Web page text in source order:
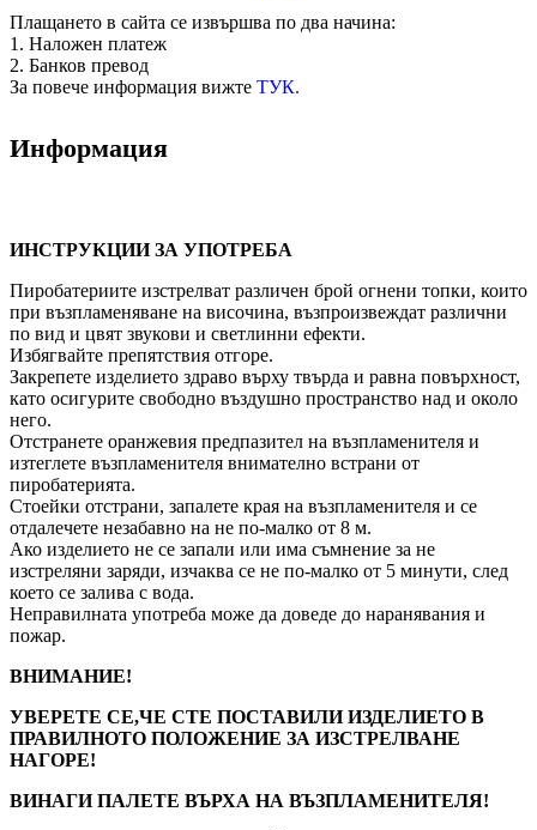
Плащането в сайта се извършва по два начина:
1. Наложен платеж
2. Банков превод
За повече информация вижте ТУК.
Информация
ИНСТРУКЦИИ ЗА УПОТРЕБА
Пиробатериите изстрелват различен брой огнени топки, които
при възпламеняване на височинa, възпроизвеждат различни
по вид и цвят звукови и светлинни ефекти.
Избягвайте препятствия отгоре.
Закрепете изделието здраво върху твърда и равна повърхност,
като осигурите свободно въздушно пространство над и около
него.
Отстранете оранжевия предпазител на възпламенителя и
изтеглете възпламенителя внимателно встрани от
пиробатерията.
Стоейки отстрани, запалете края на възпламенителя и се
отдалечете незабавно на не по-малко от 8 м.
Ако изделието не се запали или има съмнение за не
изстреляни заряди, изчаква се не по-малко от 5 минути, след
което се залива с вода.
Неправилната употреба може да доведе до наранявания и
пожар.
ВНИМАНИЕ!
УВЕРЕТЕ СЕ,ЧЕ СТЕ ПОСТАВИЛИ ИЗДЕЛИЕТО В
ПРАВИЛНОТО ПОЛОЖЕНИЕ ЗА ИЗСТРЕЛВАНЕ
НАГОРЕ!
ВИНАГИ ПАЛЕТЕ ВЪРХА НА ВЪЗПЛАМЕНИТЕЛЯ!